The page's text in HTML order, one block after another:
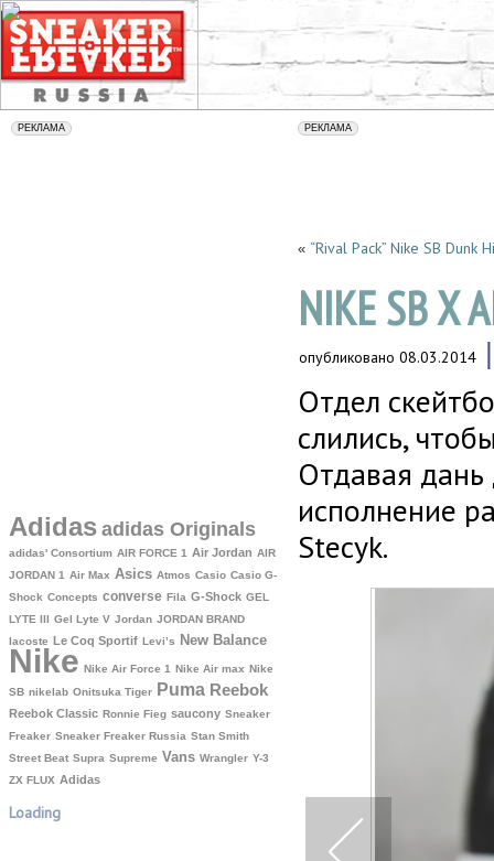
Adidas adidas Originals
adidas' Consortium AIR FORCE 1 Air Jordan AIR
JORDAN 1 Air Max Asics Atmos Casio Casio G-
Shock Concepts converse Fila G-Shock GEL
LYTE III Gel Lyte V Jordan JORDAN BRAND
lacoste Le Coq Sportif Levi’s New Balance
Nike Nike Air Force 1 Nike Air max Nike
SB nikelab Onitsuka Tiger Puma Reebok
Reebok Classic Ronnie Fieg saucony Sneaker
Freaker Sneaker Freaker Russia Stan Smith
Street Beat Supra Supreme Vans Wrangler Y-3
ZX FLUX Аdidas
Loading
« “Rival Pack” Nike SB Dunk
NIKE SB X
опубликовано 08.03.2014
Отдел
слились,
Отдавая
исполнение
Stecyk.